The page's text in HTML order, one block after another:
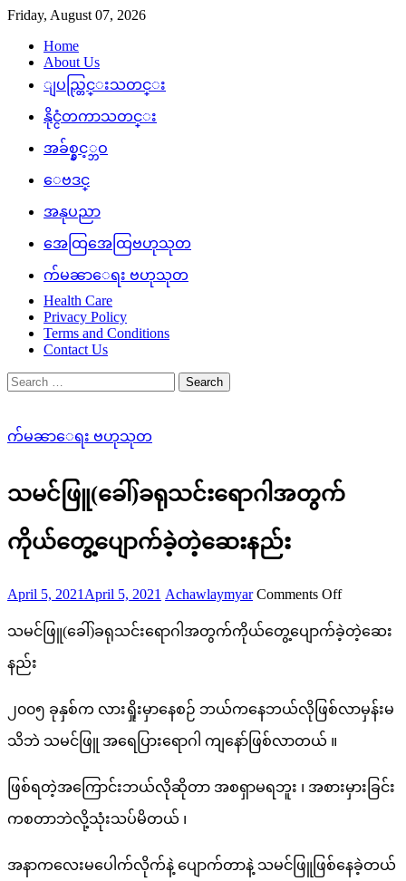
Skip
content
Friday, August 07, 2026
Home
About Us
ျပည္တြင္းသတင္း
နိုင္ငံတကာသတင္း
အခ်စ္နွင့္ဘဝ
ေဗဒင္
အနုပညာ
အေထြအေထြဗဟုသုတ
က်မၼာေရး ဗဟုသုတ
Health Care
Privacy Policy
Terms and Conditions
Contact Us
Search
for:
က်မၼာေရး ဗဟုသုတ
သမင်ဖြူ(ခေါ်)ခရုသင်းရောဂါအတွက်
ကိုယ်တွေ့ပျောက်ခဲ့တဲ့ဆေးနည်း
Posted
April 5, 2021 April 5, 2021 Author
Achawlaymyar Comments Offon
ကိုယ်တွေ့
နည်း
သမင်ဖြူ(ခေါ်)ခရုသင်းရောဂါအတွက်ကိုယ်တွေ့ပျောက်ခဲ့တဲ့ဆေး
နည်း
၂၀၀၅ ခုနှစ်က လားရှိုးမှာနေစဉ် ဘယ်ကနေဘယ်လိုဖြစ်လာမှန်းမ
သိဘဲ သမင်ဖြူ အရေပြားရောဂါ ကျနော်ဖြစ်လာတယ် ။
ဖြစ်ရတဲ့အကြောင်းဘယ်လိုဆိုတာ အစရှာမရဘူး ၊ အစားမှားခြင်း
ကစတာဘဲလို့သုံးသပ်မိတယ် ၊
အနာကလေးမပေါက်လိုက်နဲ့ ပျောက်တာနဲ့ သမင်ဖြူဖြစ်နေခဲ့တယ်